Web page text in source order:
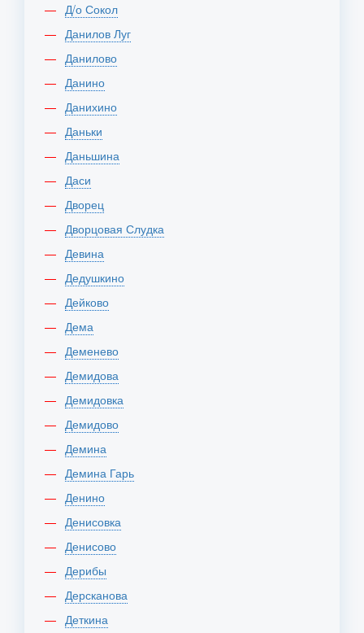
Д/о Сокол
Данилов Луг
Данилово
Данино
Данихино
Даньки
Даньшина
Даси
Дворец
Дворцовая Слудка
Девина
Дедушкино
Дейково
Дема
Деменево
Демидова
Демидовка
Демидово
Демина
Демина Гарь
Денино
Денисовка
Денисово
Дерибы
Дерсканова
Деткина